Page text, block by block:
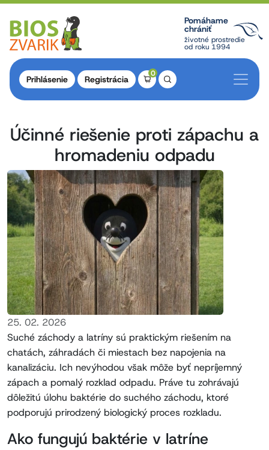
Pomáhame
chrániť
životné prostredie
od roku 1994
Prihlásenie Registrácia
0
Účinné riešenie proti zápachu a
hromadeniu odpadu
25. 02. 2026
Suché záchody a latríny sú praktickým riešením na
chatách, záhradách či miestach bez napojenia na
kanalizáciu. Ich nevýhodou však môže byť nepríjemný
zápach a pomalý rozklad odpadu. Práve tu zohrávajú
dôležitú úlohu baktérie do suchého záchodu, ktoré
podporujú prirodzený biologický proces rozkladu.
Ako fungujú baktérie v latríne